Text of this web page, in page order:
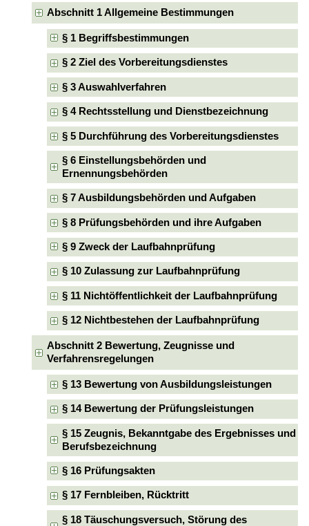
Abschnitt 1 Allgemeine Bestimmungen
§ 1 Begriffsbestimmungen
§ 2 Ziel des Vorbereitungsdienstes
§ 3 Auswahlverfahren
§ 4 Rechtsstellung und Dienstbezeichnung
§ 5 Durchführung des Vorbereitungsdienstes
§ 6 Einstellungsbehörden und
Ernennungsbehörden
§ 7 Ausbildungsbehörden und Aufgaben
§ 8 Prüfungsbehörden und ihre Aufgaben
§ 9 Zweck der Laufbahnprüfung
§ 10 Zulassung zur Laufbahnprüfung
§ 11 Nichtöffentlichkeit der Laufbahnprüfung
§ 12 Nichtbestehen der Laufbahnprüfung
Abschnitt 2 Bewertung, Zeugnisse und
Verfahrensregelungen
§ 13 Bewertung von Ausbildungsleistungen
§ 14 Bewertung der Prüfungsleistungen
§ 15 Zeugnis, Bekanntgabe des Ergebnisses und
Berufsbezeichnung
§ 16 Prüfungsakten
§ 17 Fernbleiben, Rücktritt
§ 18 Täuschungsversuch, Störung des